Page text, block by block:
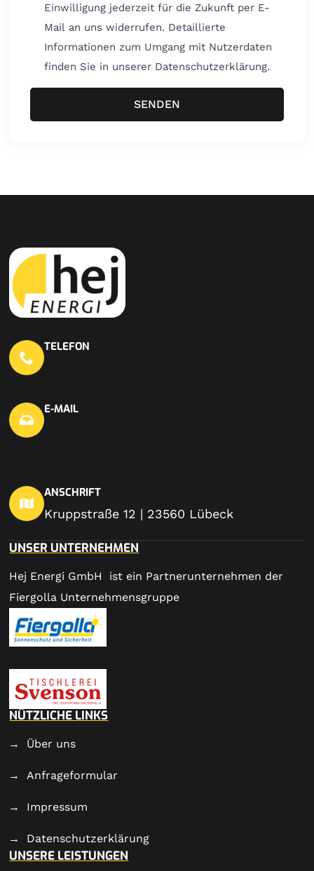
Einwilligung jederzeit für die Zukunft per E-
Mail an uns widerrufen. Detaillierte
Informationen zum Umgang mit Nutzerdaten
finden Sie in unserer Datenschutzerklärung.
SENDEN
TELEFON
E-MAIL
ANSCHRIFT
Kruppstraße 12 | 23560 Lübeck
UNSER UNTERNEHMEN
Hej Energi GmbH ist ein Partnerunternehmen der
Fiergolla Unternehmensgruppe
NÜTZLICHE LINKS
Über uns
Anfrageformular
Impressum
Datenschutzerklärung
UNSERE LEISTUNGEN